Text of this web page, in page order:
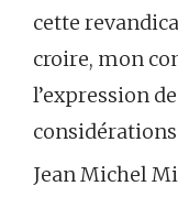
cette
croire, mon
l’expression
Jean Michel